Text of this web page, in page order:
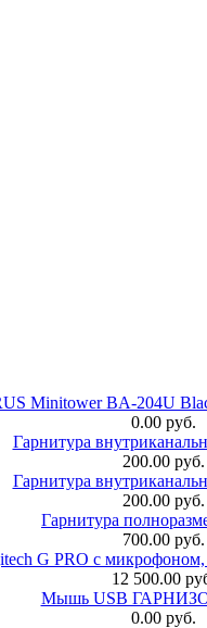
Minitower BA-204U
0.00 руб.
Гарнитура
200.00 руб.
Гарнитура
200.00 руб.
Гарнитура
700.00 руб.
G PRO с
12 500.00
Мышь USB
0.00 руб.